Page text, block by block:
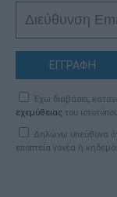
ΕΓΓΡΑΦΗ
Έχω διαβάσει,
εχεμύθειας του
Δηλώνω υπεύθυνα
εποπτεία γονέα ή